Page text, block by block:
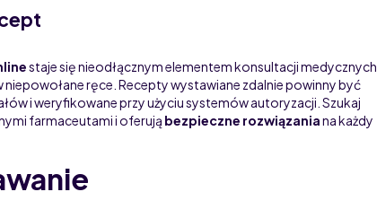
staje się nieodłącznym elementem konsultacji medycznych.
niepowołane ręce. Recepty wystawiane zdalnie powinny być
i weryfikowane przy użyciu systemów autoryzacji. Szukaj
farmaceutami i oferują bezpieczne rozwiązaniana każdy